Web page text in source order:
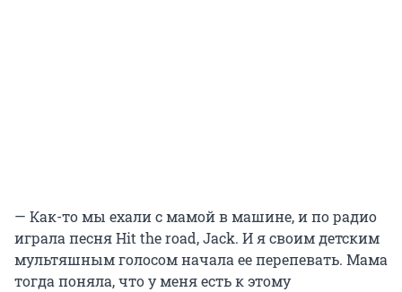
— Как-то мы ехали с мамой в машине, и по радио
играла песня Hit the road, Jack. И я своим детским
мультяшным голосом начала ее перепевать. Мама
тогда поняла, что у меня есть к этому